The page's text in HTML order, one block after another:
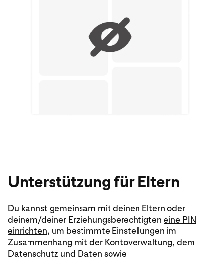
Unterstützung für Eltern
Du kannst gemeinsam mit deinen Eltern oder
deinem/deiner Erziehungsberechtigten eine PIN
einrichten, um bestimmte Einstellungen im
Zusammenhang mit der Kontoverwaltung, dem
Datenschutz und Daten sowie